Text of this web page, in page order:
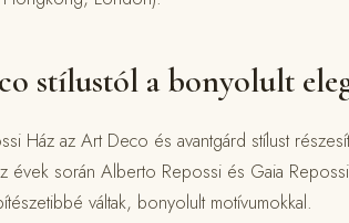
stílustól a bonyolult
Ház az Art Deco és avantgárd stílust
során Alberto Repossi és Gaia
váltak, bonyolult motívumokkal.